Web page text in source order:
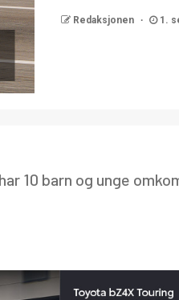
Redaksjonen 1.
10 barn og unge